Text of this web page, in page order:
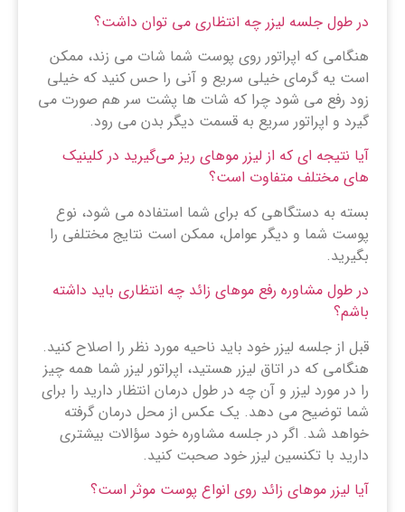
در طول جلسه لیزر چه انتظاری می توان داشت؟
هنگامی که اپراتور روی پوست شما شات می زند، ممکن
است یه گرمای خیلی سریع و آنی را حس کنید که خیلی
زود رفع می شود چرا که شات ها پشت سر هم صورت می
گیرد و اپراتور سریع به قسمت دیگر بدن می رود.
آیا نتیجه‌ ای که از لیزر موهای ریز می‌گیرید در کلینیک
‌های مختلف متفاوت است؟
بسته به دستگاهی که برای شما استفاده می شود، نوع
پوست شما و دیگر عوامل، ممکن است نتایج مختلفی را
بگیرید.
در طول مشاوره رفع موهای زائد چه انتظاری باید داشته
باشم؟
قبل از جلسه لیزر خود باید ناحیه مورد نظر را اصلاح کنید.
هنگامی که در اتاق لیزر هستید، اپراتور لیزر شما همه چیز
را در مورد لیزر و آن چه در طول درمان انتظار دارید را برای
شما توضیح می دهد. یک عکس از محل درمان گرفته
خواهد شد. اگر در جلسه مشاوره خود سؤالات بیشتری
دارید با تکنسین لیزر خود صحبت کنید.
آیا لیزر موهای زائد روی انواع پوست موثر است؟